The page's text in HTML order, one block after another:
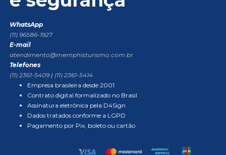
WhatsApp
(11) 96586-1927
E-mail
atendimento@memphisturismo.com.br
Telefones
(11) 2361-5409 | (11) 2361-5414
Empresa brasileira desde 2001
Contrato digital formalizado no Brasil
Assinatura eletrônica pela D4Sign
Dados tratados conforme a LGPD
Pagamento por Pix, boleto ou cartão